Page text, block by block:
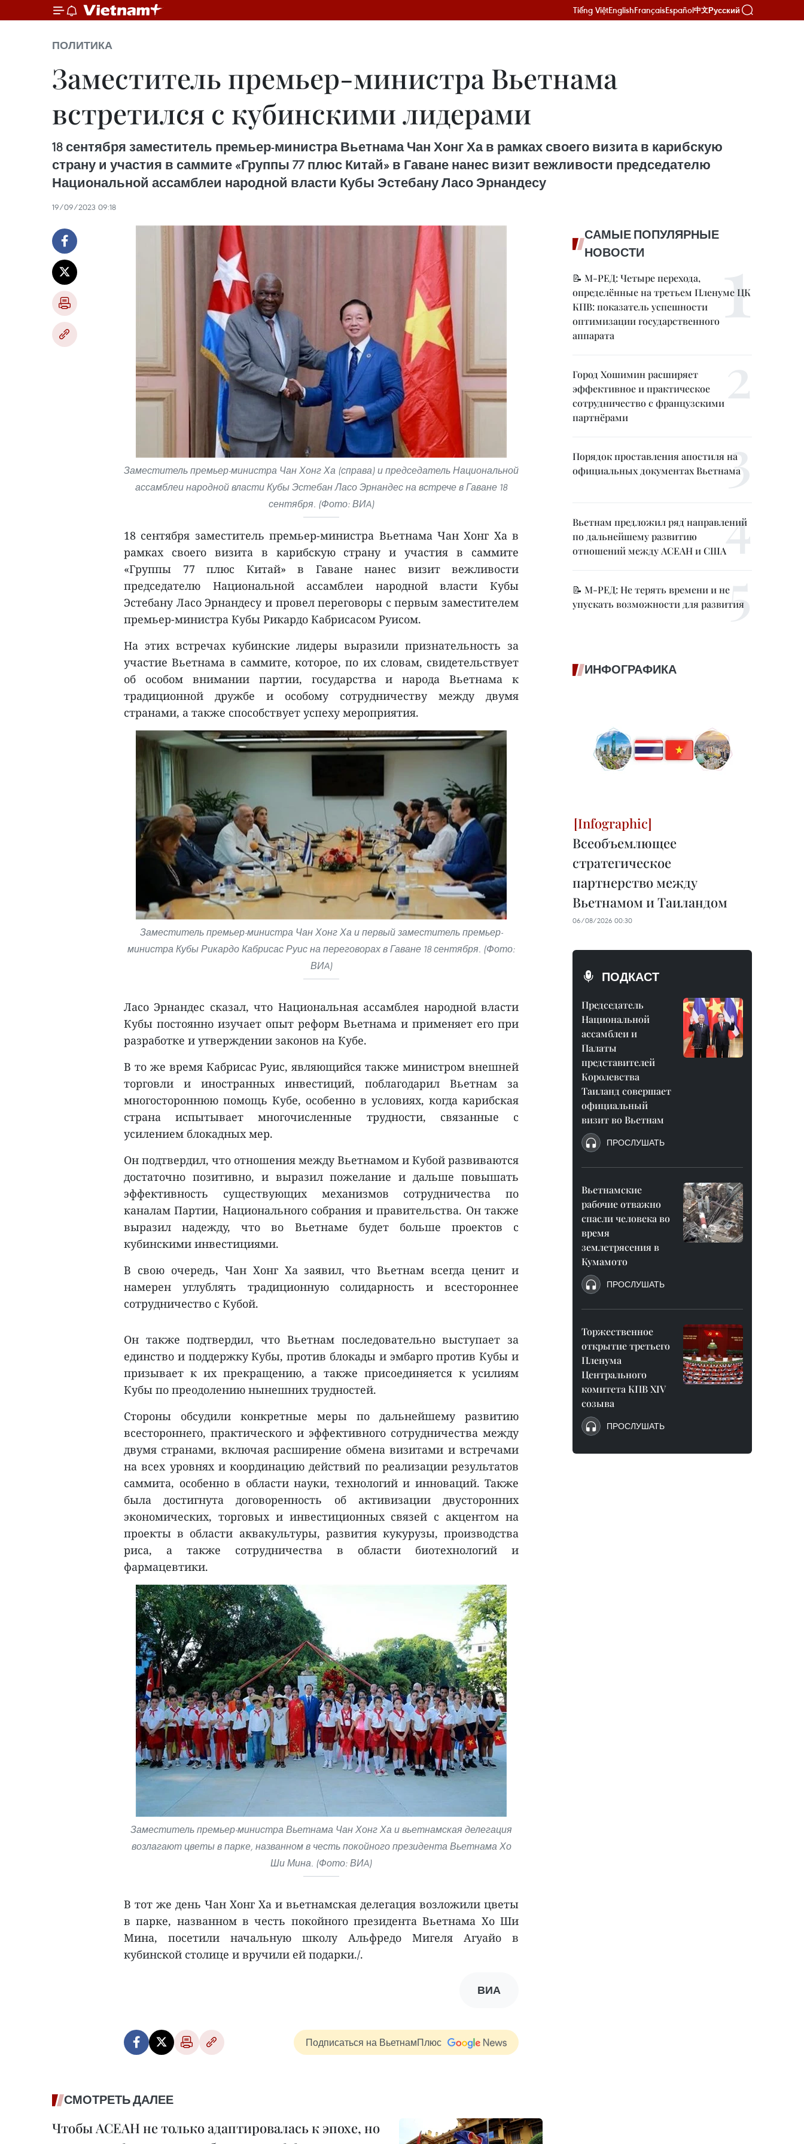
Tiếng ViệtEnglishFrançaisEspañol中文Русский
ПОЛИТИКА
Заместитель премьер-министра Вьетнама
встретился с кубинскими лидерами
18 сентября заместитель премьер-министра Вьетнама Чан Хонг Ха в рамках своего визита в карибскую
страну и участия в саммите «Группы 77 плюс Китай» в Гаване нанес визит вежливости председателю
Национальной ассамблеи народной власти Кубы Эстебану Ласо Эрнандесу
19/09/2023 09:18
Заместитель премьер-министра Чан Хонг Ха (справа) и председатель Национальной
ассамблеи народной власти Кубы Эстебан Ласо Эрнандес на встрече в Гаване 18
сентября. (Фото: ВИA)
18 сентября заместитель премьер-министра Вьетнама Чан Хонг Ха в
рамках своего визита в карибскую страну и участия в саммите
«Группы 77 плюс Китай» в Гаване нанес визит вежливости
председателю Национальной ассамблеи народной власти Кубы
Эстебану Ласо Эрнандесу и провел переговоры с первым заместителем
премьер-министра Кубы Рикардо Кабрисасом Руисом.
На этих встречах кубинские лидеры выразили признательность за
участие Вьетнама в саммите, которое, по их словам, свидетельствует
об особом внимании партии, государства и народа Вьетнама к
традиционной дружбе и особому сотрудничеству между двумя
странами, а также способствует успеху мероприятия.
Заместитель премьер-министра Чан Хонг Ха и первый заместитель премьер-
министра Кубы Рикардо Кабрисас Руис на переговорах в Гаване 18 сентября. (Фото:
ВИA)
Ласо Эрнандес сказал, что Национальная ассамблея народной власти
Кубы постоянно изучает опыт реформ Вьетнама и применяет его при
разработке и утверждении законов на Кубе.
В то же время Кабрисас Руис, являющийся также министром внешней
торговли и иностранных инвестиций, поблагодарил Вьетнам за
многостороннюю помощь Кубе, особенно в условиях, когда карибская
страна испытывает многочисленные трудности, связанные с
усилением блокадных мер.
Он подтвердил, что отношения между Вьетнамом и Кубой развиваются
достаточно позитивно, и выразил пожелание и дальше повышать
эффективность существующих механизмов сотрудничества по
каналам Партии, Национального собрания и правительства. Он также
выразил надежду, что во Вьетнаме будет больше проектов с
кубинскими инвестициями.
В свою очередь, Чан Хонг Ха заявил, что Вьетнам всегда ценит и
намерен углублять традиционную солидарность и всестороннее
сотрудничество с Кубой.
Он также подтвердил, что Вьетнам последовательно выступает за
единство и поддержку Кубы, против блокады и эмбарго против Кубы и
призывает к их прекращению, а также присоединяется к усилиям
Кубы по преодолению нынешних трудностей.
Стороны обсудили конкретные меры по дальнейшему развитию
всестороннего, практического и эффективного сотрудничества между
двумя странами, включая расширение обмена визитами и встречами
на всех уровнях и координацию действий по реализации результатов
саммита, особенно в области науки, технологий и инноваций. Также
была достигнута договоренность об активизации двусторонних
экономических, торговых и инвестиционных связей с акцентом на
проекты в области аквакультуры, развития кукурузы, производства
риса, а также сотрудничества в области биотехнологий и
фармацевтики.
Заместитель премьер-министра Вьетнама Чан Хонг Ха и вьетнамская делегация
возлагают цветы в парке, названном в честь покойного президента Вьетнама Хо
Ши Мина. (Фото: ВИA)
В тот же день Чан Хонг Ха и вьетнамская делегация возложили цветы
в парке, названном в честь покойного президента Вьетнама Хо Ши
Мина, посетили начальную школу Альфредо Мигеля Агуайо в
кубинской столице и вручили ей подарки./.
ВИА
Подписаться на ВьетнамПлюс
СМОТРЕТЬ ДАЛЕЕ
Чтобы АСЕАН не только адаптировалась к эпохе, но
САМЫЕ ПОПУЛЯРНЫЕ
НОВОСТИ
📝 М-РЕД: Четыре перехода,
определённые на третьем Пленуме ЦК
КПВ: показатель успешности
оптимизации государственного
аппарата
Город Хошимин расширяет
эффективное и практическое
сотрудничество с французскими
партнёрами
Порядок проставления апостиля на
официальных документах Вьетнама
Вьетнам предложил ряд направлений
по дальнейшему развитию
отношений между АСЕАН и США
📝 М-РЕД: Не терять времени и не
упускать возможности для развития
ИНФОГРАФИКА
Всеобъемлющее
стратегическое
партнерство между
Вьетнамом и Таиландом
06/08/2026 00:30
ПОДКАСТ
Председатель
Национальной
ассамблеи и
Палаты
представителей
Королевства
Таиланд совершает
официальный
визит во Вьетнам
ПРОСЛУШАТЬ
Вьетнамские
рабочие отважно
спасли человека во
время
землетрясения в
Кумамото
ПРОСЛУШАТЬ
Торжественное
открытие третьего
Пленума
Центрального
комитета КПВ XIV
созыва
ПРОСЛУШАТЬ